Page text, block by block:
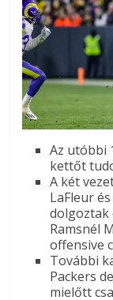
Az utóbbi
kettőt
A két
LaFleur
dolgoztak
Ramsnél
offensive
További
Packers
mielőtt